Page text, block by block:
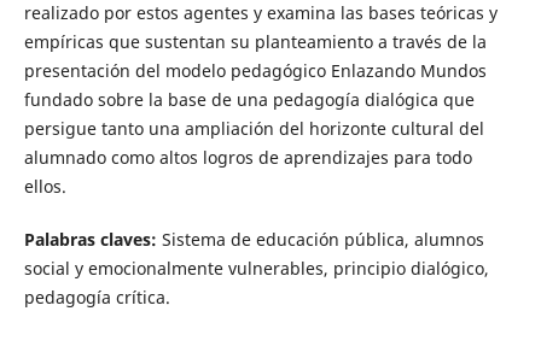
realizado por estos agentes y examina las bases teóricas y
empíricas que sustentan su planteamiento a través de la
presentación del modelo pedagógico Enlazando Mundos
fundado sobre la base de una pedagogía dialógica que
persigue tanto una ampliación del horizonte cultural del
alumnado como altos logros de aprendizajes para todo
ellos.
Palabras claves: Sistema de educación pública, alumnos
social y emocionalmente vulnerables, principio dialógico,
pedagogía crítica.